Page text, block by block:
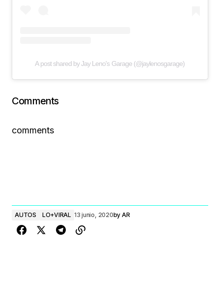
A post shared by Jay Leno's Garage (@jaylenosgarage)
Comments
comments
AUTOS LO+VIRAL 13 junio, 2020by AR